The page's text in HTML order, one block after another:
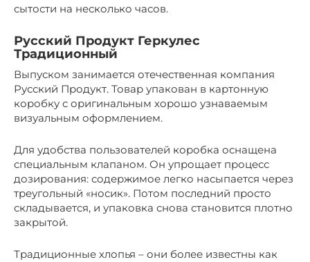
сытости на несколько часов.
Русский Продукт Геркулес
Традиционный
Выпуском занимается отечественная компания
Русский Продукт. Товар упакован в картонную
коробку с оригинальным хорошо узнаваемым
визуальным оформлением.
Для удобства пользователей коробка оснащена
специальным клапаном. Он упрощает процесс
дозирования: содержимое легко насыпается через
треугольный «носик». Потом последний просто
складывается, и упаковка снова становится плотно
закрытой.
Традиционные хлопья – они более известны как